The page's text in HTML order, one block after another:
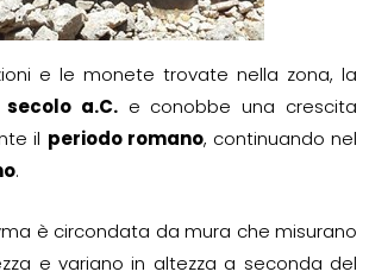
e le monete trovate nella zona, la
secolo a.C.e conobbe una crescita
il periodo romano, continuando nel
.
è circondata da mura che misurano
e variano in altezza a seconda del